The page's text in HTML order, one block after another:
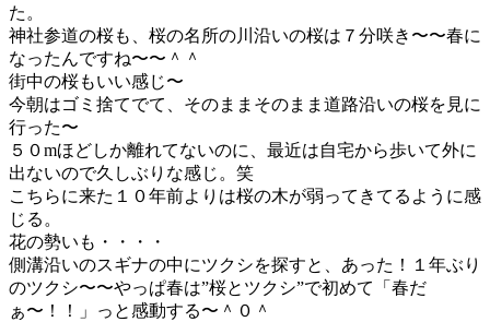
た。
神社参道の桜も、桜の名所の川沿いの桜は７分咲き〜〜春に
なったんですね〜〜＾＾
街中の桜もいい感じ〜
今朝はゴミ捨てでて、そのままそのまま道路沿いの桜を見に
行った〜
５０mほどしか離れてないのに、最近は自宅から歩いて外に
出ないので久しぶりな感じ。笑
こちらに来た１０年前よりは桜の木が弱ってきてるように感
じる。
花の勢いも・・・・
側溝沿いのスギナの中にツクシを探すと、あった！１年ぶり
のツクシ〜〜やっぱ春は”桜とツクシ”で初めて「春だ
ぁ〜！！」っと感動する〜＾０＾